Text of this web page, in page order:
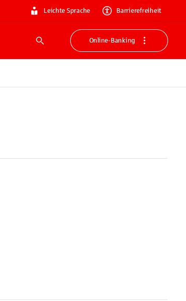
Leichte Sprache Barrierefreiheit
Suche
Online-Banking